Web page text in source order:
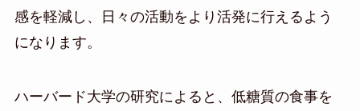
感を軽減し、日々の活動をより活発に行えるよう
になります。
ハーバード大学の研究によると、低糖質の食事を